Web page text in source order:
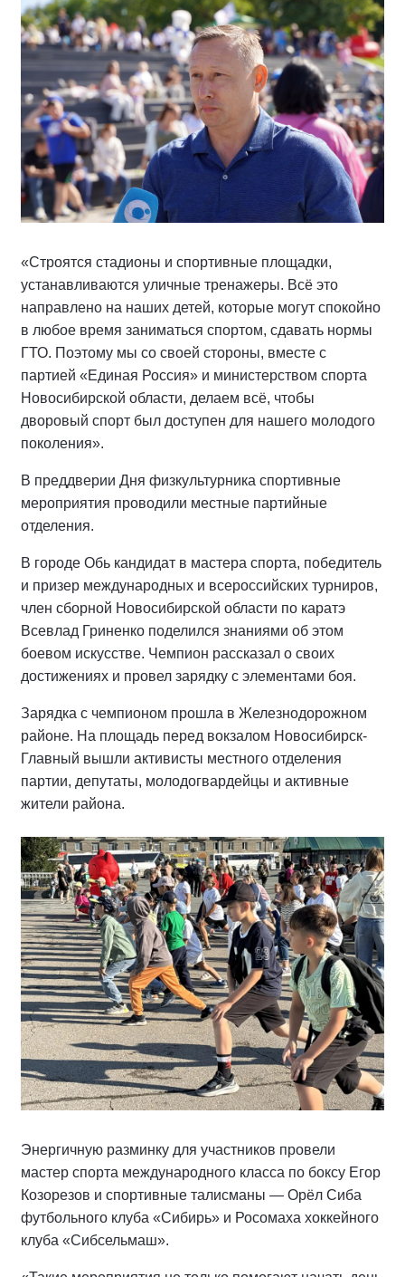
«Строятся стадионы и спортивные площадки,
устанавливаются уличные тренажеры. Всё это
направлено на наших детей, которые могут спокойно
в любое время заниматься спортом, сдавать нормы
ГТО. Поэтому мы со своей стороны, вместе с
партией «Единая Россия» и министерством спорта
Новосибирской области, делаем всё, чтобы
дворовый спорт был доступен для нашего молодого
поколения».
В преддверии Дня физкультурника спортивные
мероприятия проводили местные партийные
отделения.
В городе Обь кандидат в мастера спорта, победитель
и призер международных и всероссийских турниров,
член сборной Новосибирской области по каратэ
Всевлад Гриненко поделился знаниями об этом
боевом искусстве. Чемпион рассказал о своих
достижениях и провел зарядку с элементами боя.
Зарядка с чемпионом прошла в Железнодорожном
районе. На площадь перед вокзалом Новосибирск-
Главный вышли активисты местного отделения
партии, депутаты, молодогвардейцы и активные
жители района.
Энергичную разминку для участников провели
мастер спорта международного класса по боксу Егор
Козорезов и спортивные талисманы — Орёл Сиба
футбольного клуба «Сибирь» и Росомаха хоккейного
клуба «Сибсельмаш».